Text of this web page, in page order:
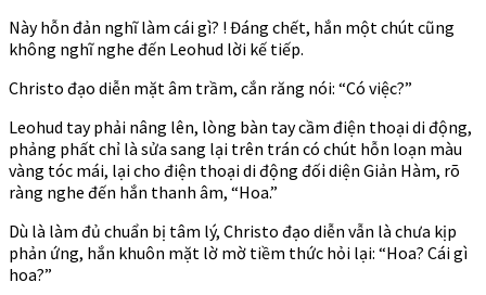
Này hỗn đản nghĩ làm cái gì? ! Đáng chết, hắn một chút cũng
không nghĩ nghe đến Leohud lời kế tiếp.
Christo đạo diễn mặt âm trầm, cắn răng nói: “Có việc?”
Leohud tay phải nâng lên, lòng bàn tay cầm điện thoại di động,
phảng phất chỉ là sửa sang lại trên trán có chút hỗn loạn màu
vàng tóc mái, lại cho điện thoại di động đối diện Giản Hàm, rõ
ràng nghe đến hắn thanh âm, “Hoa.”
Dù là làm đủ chuẩn bị tâm lý, Christo đạo diễn vẫn là chưa kịp
phản ứng, hắn khuôn mặt lờ mờ tiềm thức hỏi lại: “Hoa? Cái gì
hoa?”